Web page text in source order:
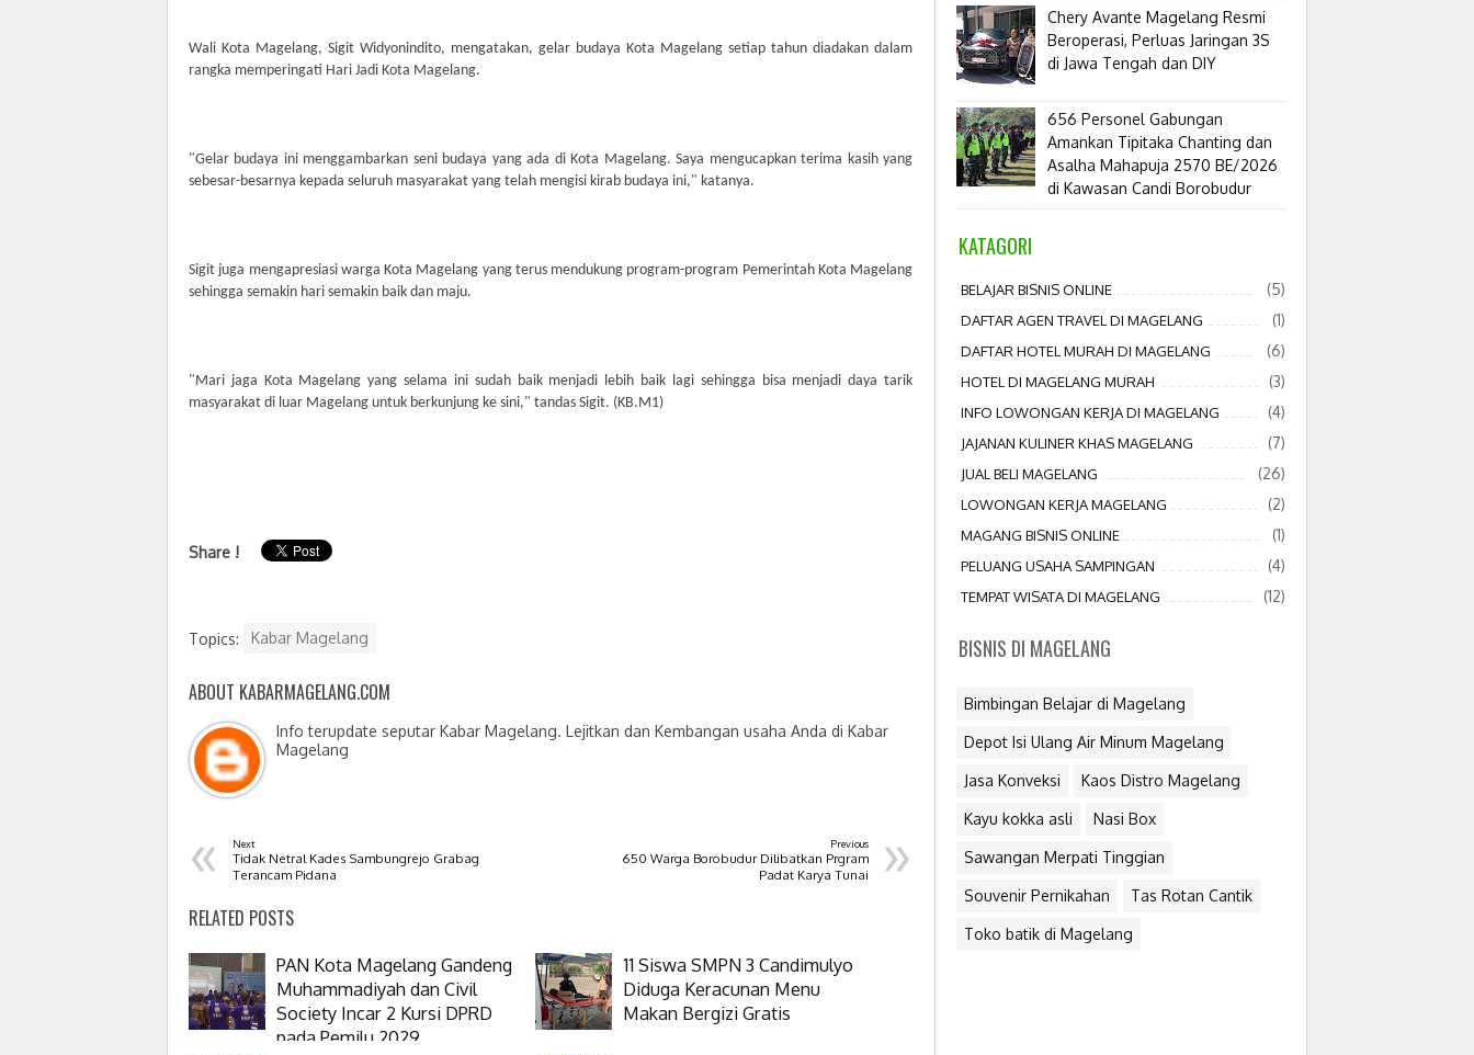
Wali Kota Magelang, Sigit Widyonindito, mengatakan, gelar budaya Kota Magelang setiap tahun diadakan dalam
rangka memperingati Hari Jadi Kota Magelang.
"Gelar budaya ini menggambarkan seni budaya yang ada di Kota Magelang. Saya mengucapkan terima kasih yang
sebesar-besarnya kepada seluruh masyarakat yang telah mengisi kirab budaya ini," katanya.
Sigit juga mengapresiasi warga Kota Magelang yang terus mendukung program-program Pemerintah Kota Magelang
sehingga semakin hari semakin baik dan maju.
"Mari jaga Kota Magelang yang selama ini sudah baik menjadi lebih baik lagi sehingga bisa menjadi daya tarik
masyarakat di luar Magelang untuk berkunjung ke sini," tandas Sigit. (KB.M1)
Share !
Topics: Kabar Magelang
ABOUT KABARMAGELANG.COM
Info terupdate seputar Kabar Magelang. Lejitkan dan Kembangan usaha Anda di Kabar
Magelang
« Next
Tidak Netral Kades Sambungrejo Grabag
Terancam Pidana
»
Previous
650 Warga Borobudur Dilibatkan Prgram
Padat Karya Tunai
RELATED POSTS
PAN Kota Magelang Gandeng
Muhammadiyah dan Civil
Society Incar 2 Kursi DPRD
pada Pemilu 2029
11 Siswa SMPN 3 Candimulyo
Diduga Keracunan Menu
Makan Bergizi Gratis
​Chery Avante Magelang Resmi
Beroperasi, Perluas Jaringan 3S
di Jawa Tengah dan DIY
656 Personel Gabungan
Amankan Tipitaka Chanting dan
Asalha Mahapuja 2570 BE/2026
di Kawasan Candi Borobudur
KATAGORI
BELAJAR BISNIS ONLINE (5)
DAFTAR AGEN TRAVEL DI MAGELANG (1)
DAFTAR HOTEL MURAH DI MAGELANG (6)
HOTEL DI MAGELANG MURAH (3)
INFO LOWONGAN KERJA DI MAGELANG (4)
JAJANAN KULINER KHAS MAGELANG (7)
JUAL BELI MAGELANG (26)
LOWONGAN KERJA MAGELANG (2)
MAGANG BISNIS ONLINE (1)
PELUANG USAHA SAMPINGAN (4)
TEMPAT WISATA DI MAGELANG (12)
BISNIS DI MAGELANG
Bimbingan Belajar di Magelang
Depot Isi Ulang Air Minum Magelang
Jasa Konveksi Kaos Distro Magelang
Kayu kokka asli Nasi Box
Sawangan Merpati Tinggian
Souvenir Pernikahan Tas Rotan Cantik
Toko batik di Magelang